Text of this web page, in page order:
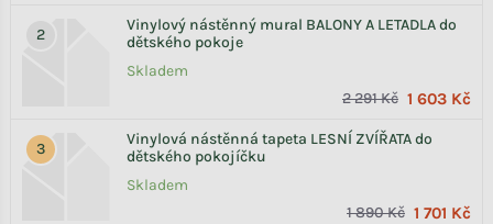
Vinylový nástěnný mural BALONY A LETADLA do
dětského pokoje
Skladem
2 291 Kč 1 603 Kč
Vinylová nástěnná tapeta LESNÍ ZVÍŘATA do
dětského pokojíčku
Skladem
1 890 Kč 1 701 Kč